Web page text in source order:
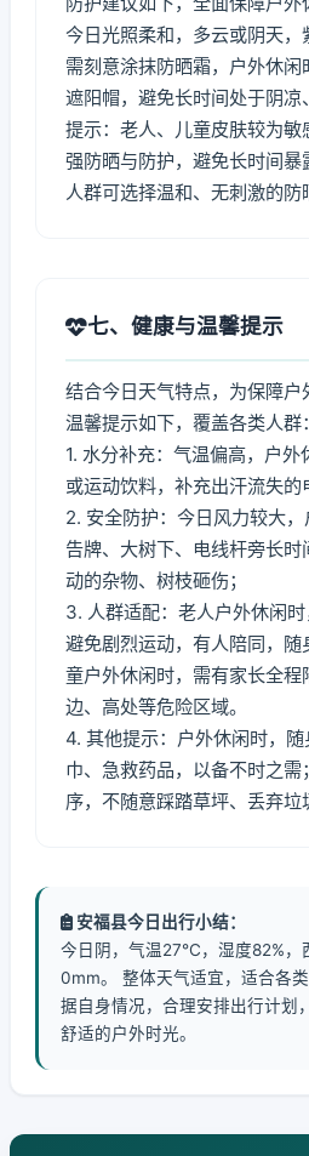
今日光照柔和，多云或阴天
需刻意涂抹防晒霜，户外休
遮阳帽，避免长时间处于阴
提示：老人、儿童皮肤较为敏
强防晒与防护，避免长时间
人群可选择温和、无刺激的防
七、健康与温馨提示
结合今日天气特点，为保障户
温馨提示如下，覆盖各类人群：
1. 水分补充：气温偏高，户
或运动饮料，补充出汗流失的
2. 安全防护：今日风力较大
告牌、大树下、电线杆旁长
动的杂物、树枝砸伤；
3. 人群适配：老人户外休闲时
避免剧烈运动，有人陪同，
童户外休闲时，需有家长全程
边、高处等危险区域。
4. 其他提示：户外休闲时，
巾、急救药品，以备不时之
序，不随意踩踏草坪、丢弃垃
安福县今日出行小结：
今日阴，气温27℃，湿度82%，
0mm。 整体天气适宜，适合各
据自身情况，合理安排出行计划
舒适的户外时光。